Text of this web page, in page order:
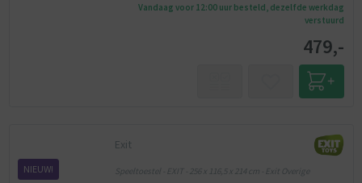
Vandaag voor 12:00 uur besteld, dezelfde werkdag
verstuurd
479,-
NIEUW!
Exit
Speeltoestel - EXIT - 256 x 116,5 x 214 cm - Exit Overige